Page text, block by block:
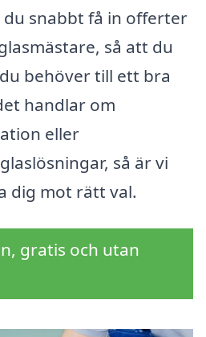
du snabbt få in offerter
så att du
behöver till ett bra
handlar om
eller
så är vi
dig mot rätt val.
gratis och utan